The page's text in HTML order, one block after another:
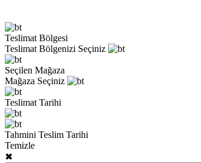
Teslimat Bölgesi
Teslimat Bölgenizi Seçiniz
Seçilen Mağaza
Mağaza Seçiniz
Teslimat Tarihi
Tahmini Teslim Tarihi
Temizle
✖